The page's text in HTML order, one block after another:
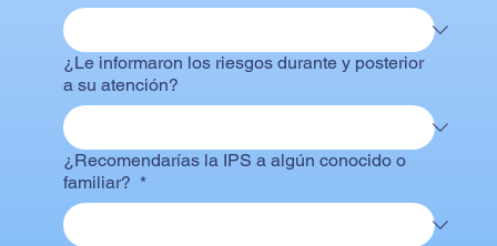
¿Le informaron los riesgos durante y posterior
a su atención?
¿Recomendarías la IPS a algún conocido o
familiar? *